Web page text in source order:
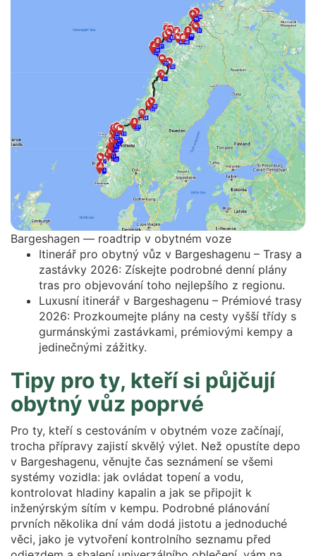
Bargeshagen — roadtrip v obytném voze
Itinerář pro obytný vůz v Bargeshagenu – Trasy a
zastávky 2026: Získejte podrobné denní plány
tras pro objevování toho nejlepšího z regionu.
Luxusní itinerář v Bargeshagenu – Prémiové trasy
2026: Prozkoumejte plány na cesty vyšší třídy s
gurmánskými zastávkami, prémiovými kempy a
jedinečnými zážitky.
Tipy pro ty, kteří si půjčují
obytný vůz poprvé
Pro ty, kteří s cestováním v obytném voze začínají,
trocha přípravy zajistí skvělý výlet. Než opustíte depo
v Bargeshagenu, věnujte čas seznámení se všemi
systémy vozidla: jak ovládat topení a vodu,
kontrolovat hladiny kapalin a jak se připojit k
inženýrským sítím v kempu. Podrobné plánování
prvních několika dní vám dodá jistotu a jednoduché
věci, jako je vytvoření kontrolního seznamu před